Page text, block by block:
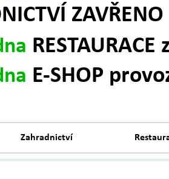
ZAVŘENO
RESTAURACE
E-SHOP
Zahradnictví